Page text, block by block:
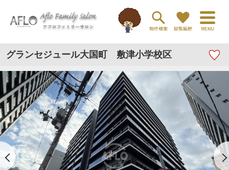
グランセジュール大国町 敷津小学校区